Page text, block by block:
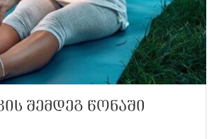
შემდეგ წონაში